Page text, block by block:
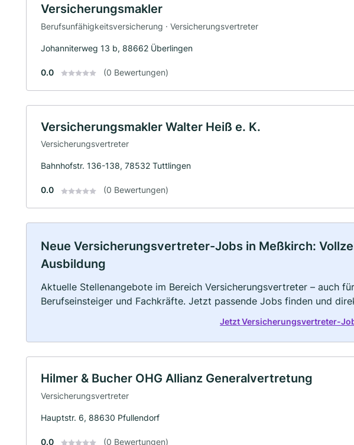
Versicherungsmakler
Berufsunfähigkeitsversicherung · Versicherungsvertreter
Johanniterweg 13 b, 88662 Überlingen
0.0 (0 Bewertungen)
Versicherungsmakler Walter Heiß e. K.
Versicherungsvertreter
Bahnhofstr. 136-138, 78532 Tuttlingen
0.0 (0 Bewertungen)
Neue Versicherungsvertreter-Jobs in Meßkirch:
Ausbildung
Aktuelle Stellenangebote im Bereich Versicherungsvertreter – auch
Berufseinsteiger und Fachkräfte. Jetzt passende Jobs finden und
Jetzt Versicherungsvertreter-
Hilmer & Bucher OHG Allianz Generalvertretung
Versicherungsvertreter
Hauptstr. 6, 88630 Pfullendorf
0.0 (0 Bewertungen)